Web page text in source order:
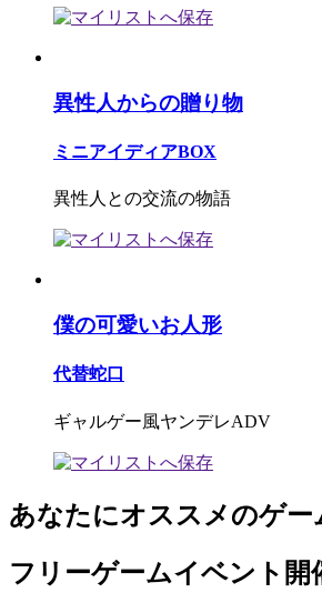
異性人からの贈り物
ミニアイディアBOX
異性人との交流の物語
僕の可愛いお人形
代替蛇口
ギャルゲー風ヤンデレADV
あなたにオススメのゲー
フリーゲームイベント開